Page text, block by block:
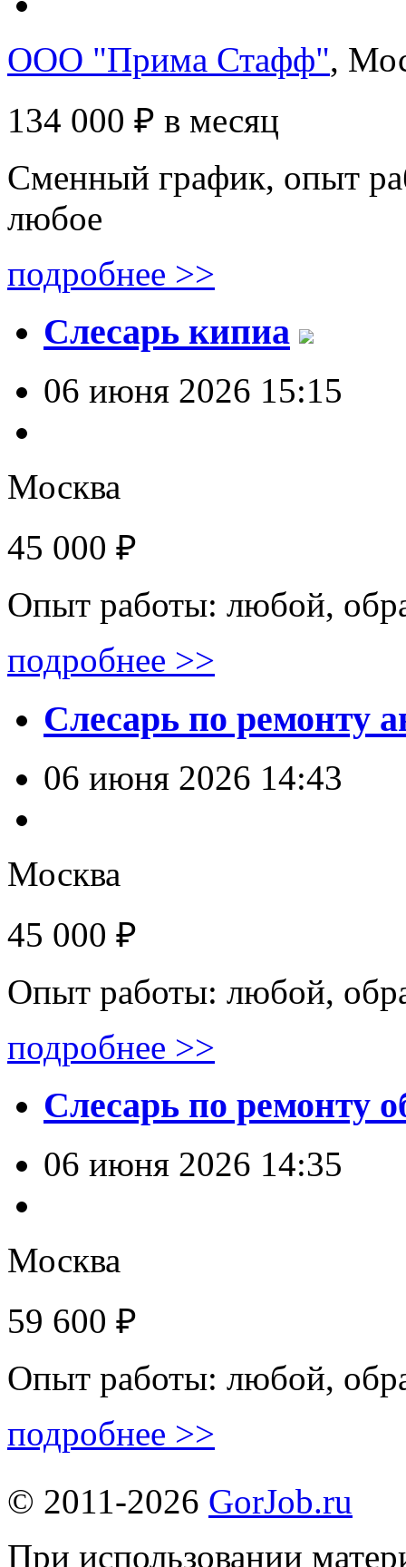
ООО "Прима Стафф",
134 000 ₽ в месяц
Сменный график, опыт
любое
подробнее >>
Слесарь кипиа
06 июня 2026 15:15
Москва
45 000 ₽
Опыт работы: любой,
подробнее >>
Слесарь по ремонту
06 июня 2026 14:43
Москва
45 000 ₽
Опыт работы: любой,
подробнее >>
Слесарь по ремонту
06 июня 2026 14:35
Москва
59 600 ₽
Опыт работы: любой,
подробнее >>
© 2011-2026 GorJob.ru
При использовании